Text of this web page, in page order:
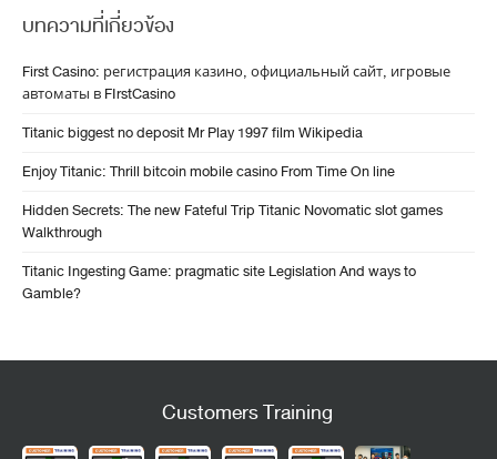
บทความที่เกี่ยวข้อง
First Casino: регистрация казино, официальный сайт, игровые
автоматы в FIrstCasino
Titanic biggest no deposit Mr Play 1997 film Wikipedia
Enjoy Titanic: Thrill bitcoin mobile casino From Time On line
Hidden Secrets: The new Fateful Trip Titanic Novomatic slot games
Walkthrough
Titanic Ingesting Game: pragmatic site Legislation And ways to
Gamble?
Customers Training